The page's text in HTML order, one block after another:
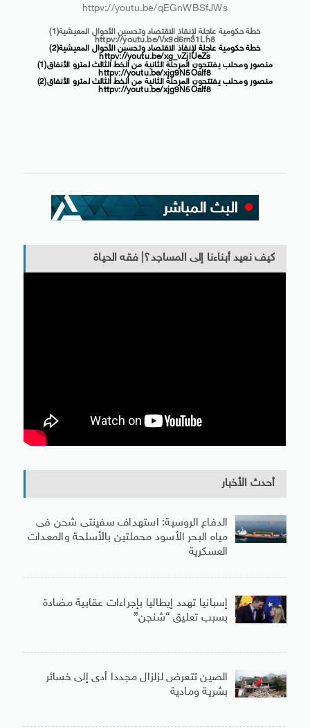
httpv://youtu.be/qEGnWBSfJWs
خطة حكومية عاجلة لإنقاذ الاقتصاد وتحسين الأحوال المعيشية(1)
httpv://youtu.be/Vx9d6m31Lh8
خطة حكومية عاجلة لإنقاذ الاقتصاد وتحسين الأحوال المعيشية(2)
httpv://youtu.be/xg_vZjlUeZs
منصور ومحلب يفتتحون المرحلة الثانية من الخط الثالث لمترو الأنفاق(1)
httpv://youtu.be/xjg9N5OaIf8
منصور ومحلب يفتتحون المرحلة الثانية من الخط الثالث لمترو الأنفاق(2)
httpv://youtu.be/xjg9N5OaIf8
كيف نعيد أبناءنا إلى المساجد؟| فقه الحياة
أحدث الأخبار
الدفاع الروسية: استهداف سفينتى شحن فى
مياه البحر الأسود محملتين بالأسلحة والمعدات
العسكرية
إسبانيا تهدد إيطاليا بإجراءات عقابية مضادة
بسبب تعليق “شنجن”
الصين تتعرض لزلزال مجددا أدى إلى خسائر
بشرية ومادية